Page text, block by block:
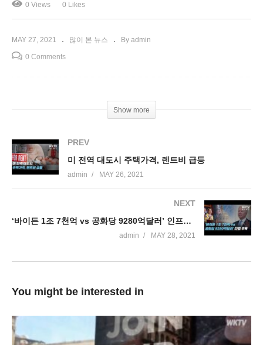
0 Views 0 Likes
MAY 27, 2021 많이 본 뉴스 By admin
0 Comments
Show more
PREV
미 전역 대도시 주택가격, 렌트비 급등
admin MAY 26, 2021
NEXT
‘바이든 1조 7천억 vs 공화당 9280억달러’ 인프라 총규모 좁혀져 타협 주목
admin MAY 28, 2021
You might be interested in